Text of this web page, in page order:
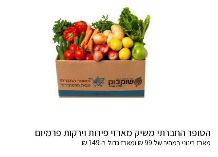
הסופר החברתי משיק מארזי פירות וירקות פרמיום
מארז בינוני במחיר של 99 ₪ ומארז גדול ב-149 ₪.